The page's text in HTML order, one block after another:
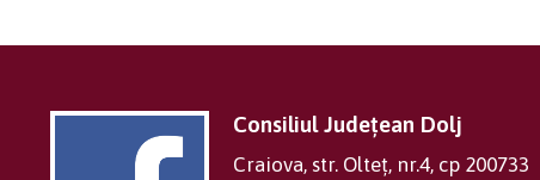
Consiliul Județean Dolj
Craiova, str. Olteț, nr.4, cp 200733